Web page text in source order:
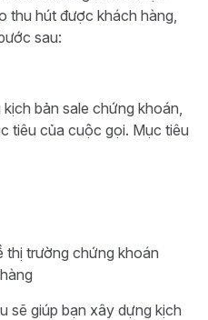
thu hút được khách hàng,
sau:
bản sale chứng khoán,
tiêu của cuộc gọi. Mục tiêu
thị trường chứng khoán
sẽ giúp bạn xây dựng kịch